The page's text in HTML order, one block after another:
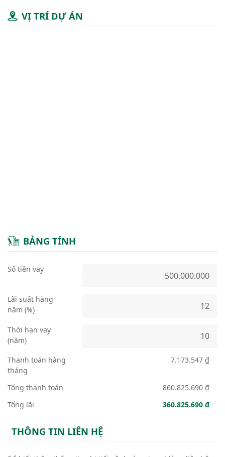
VỊ TRÍ DỰ ÁN
BẢNG TÍNH
Số tiền vay
Lãi suất hàng
năm (%)
Thời hạn vay
(năm)
Thanh toán hàng
tháng
7.173.547 ₫
Tổng thanh toán
860.825.690 ₫
Tổng lãi
360.825.690 ₫
THÔNG TIN LIÊN HỆ